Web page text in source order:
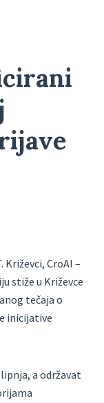
Križevci, CroAI –
stiže u Križevce
tečaja o
inicijative
a održavat